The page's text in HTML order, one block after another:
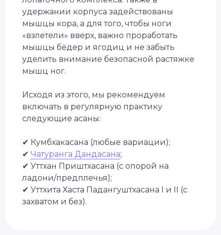
удержании корпуса задействованы
мышцы кора, а для того, чтобы ноги
«взлетели» вверх, важно проработать
мышцы бёдер и ягодиц и не забыть
уделить внимание безопасной растяжке
мышц ног.
Исходя из этого, мы рекомендуем
включать в регулярную практику
следующие асаны:
✔ Кумбхакасана (любые вариации);
✔ Чатуранга Дандасана;
✔ Уттхан Приштхасана (с опорой на
ладони/предплечья);
✔ Уттхита Хаста Падангуштхасана I и II (с
захватом и без).